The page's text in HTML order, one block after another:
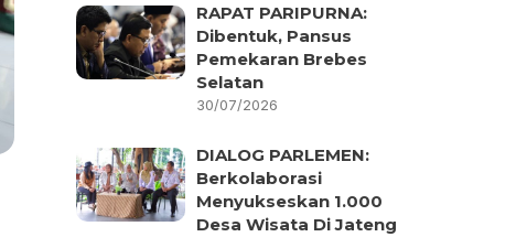
RAPAT PARIPURNA:
Dibentuk, Pansus
Pemekaran Brebes
Selatan
30/07/2026
DIALOG PARLEMEN:
Berkolaborasi
Menyukseskan 1.000
Desa Wisata Di Jateng